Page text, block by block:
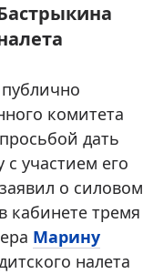
публично
комитета
дать
участием его
о силовом
в кабинете тремя
Марину
налета